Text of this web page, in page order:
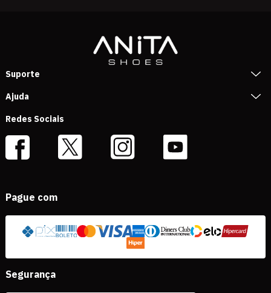
Suporte
Ajuda
Redes Sociais
Pague com
Segurança